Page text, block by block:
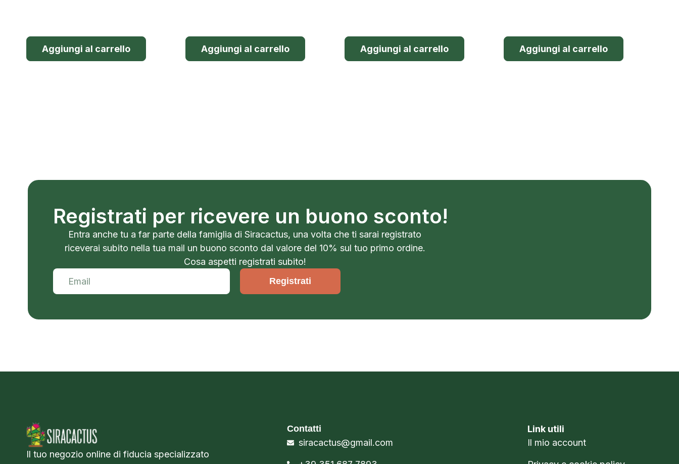
Aggiungi al carrello Aggiungi al carrello Aggiungi al carrello Aggiungi al carrello
Registrati per ricevere un buono sconto!
Entra anche tu a far parte della famiglia di Siracactus, una volta che ti sarai registrato
riceverai subito nella tua mail un buono sconto dal valore del 10% sul tuo primo ordine.
Cosa aspetti registrati subito!
Registrati
Il tuo negozio online di fiducia specializzato
Contatti
siracactus@gmail.com
Link utili
Il mio account